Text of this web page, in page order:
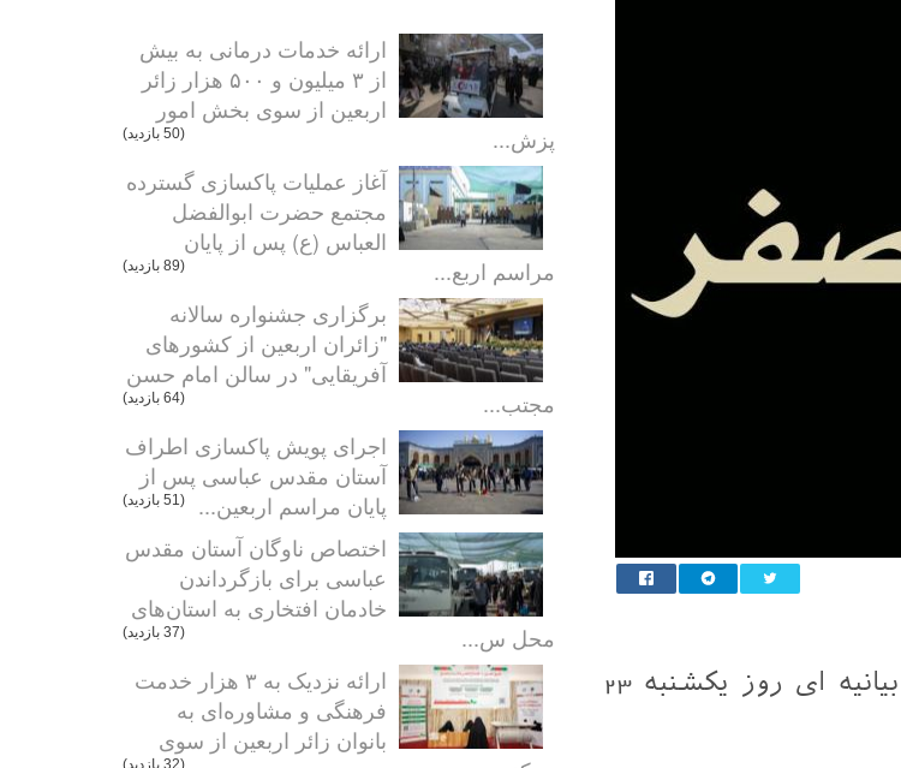
دفتر آیت الله العظمی سیستانی ( دام ظله) در بیانیه ای روز یکشنبه 23
ارائه خدمات درمانی به بیش
از ۳ میلیون و ۵۰۰ هزار زائر
اربعین از سوی بخش امور
پزش...
(50 بازدید)
آغاز عملیات پاکسازی گسترده
مجتمع حضرت ابوالفضل
العباس (ع) پس از پایان
مراسم اربع...
(89 بازدید)
برگزاری جشنواره سالانه
"زائران اربعین از کشورهای
آفریقایی" در سالن امام حسن
مجتب...
(64 بازدید)
اجرای پویش پاکسازی اطراف
آستان مقدس عباسی پس از
پایان مراسم اربعین...
(51 بازدید)
اختصاص ناوگان آستان مقدس
عباسی برای بازگرداندن
خادمان افتخاری به استان‌های
محل س...
(37 بازدید)
ارائه نزدیک به ۳ هزار خدمت
فرهنگی و مشاوره‌ای به
بانوان زائر اربعین از سوی